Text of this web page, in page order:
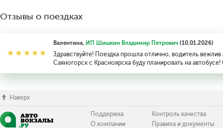
Отзывы о поездках
Валентина, ИП Шишкин Владимир Петрович(10.01.2026)
Здравствуйте! Поездка прошла отлично, водитель
Саяногорск с Красноярска буду планировать на
Наверх
Поддержка
О компании
Контроль качества
Правила и документы